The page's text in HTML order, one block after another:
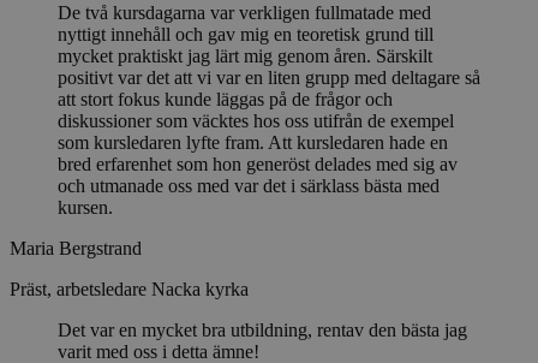
De två kursdagarna var verkligen fullmatade med
nyttigt innehåll och gav mig en teoretisk grund till
mycket praktiskt jag lärt mig genom åren. Särskilt
positivt var det att vi var en liten grupp med deltagare så
att stort fokus kunde läggas på de frågor och
diskussioner som väcktes hos oss utifrån de exempel
som kursledaren lyfte fram. Att kursledaren hade en
bred erfarenhet som hon generöst delades med sig av
och utmanade oss med var det i särklass bästa med
kursen.
Maria Bergstrand
Präst, arbetsledare Nacka kyrka
Det var en mycket bra utbildning, rentav den bästa jag
varit med oss i detta ämne!